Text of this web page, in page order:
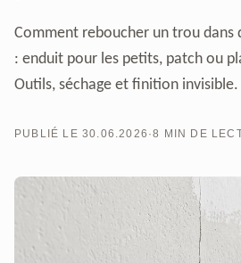
Comment reboucher un trou dans
: enduit pour les petits, patch ou
Outils, séchage et finition invisible.
PUBLIÉ LE 30.06.2026 ·8 MIN DE